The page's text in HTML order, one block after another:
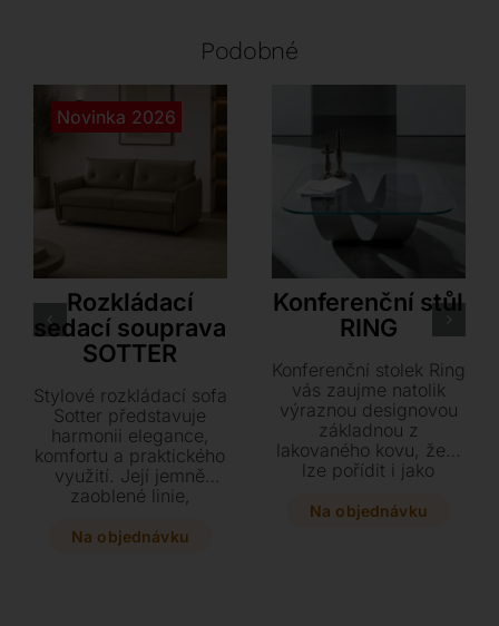
Podobné
Novinka 2026
Rozkládací
sedací souprava
SOTTER
Stylové rozkládací sofa
Sotter představuje
harmonii elegance,
komfortu a praktického
využití. Její jemně
zaoblené linie,
opěráků a subtilní
Na objednávku
Sovet
Konferenční stůl
RING
Konferenční stolek Ring
vás zaujme natolik
výraznou designovou
základnou z
lakovaného kovu, že ji
lze pořídit i jako
Horní desku z čirého,
Na objednávku